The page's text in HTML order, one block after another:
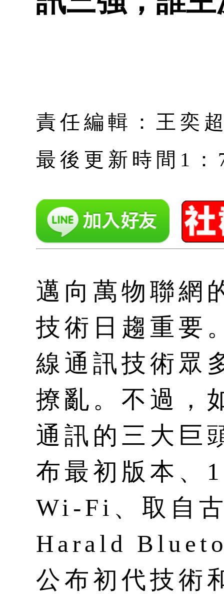
責任編輯：王奕
最後更新時間1
邁向萬物聯網
技術日趨重要
線通訊技術眾
撩亂。不過，
通訊的三大巨
布最初版本、
Wi-Fi、取自
Harald
公布初代技術